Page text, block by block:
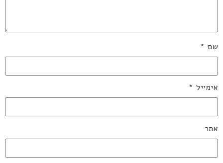
שם *
אימייל *
אתר